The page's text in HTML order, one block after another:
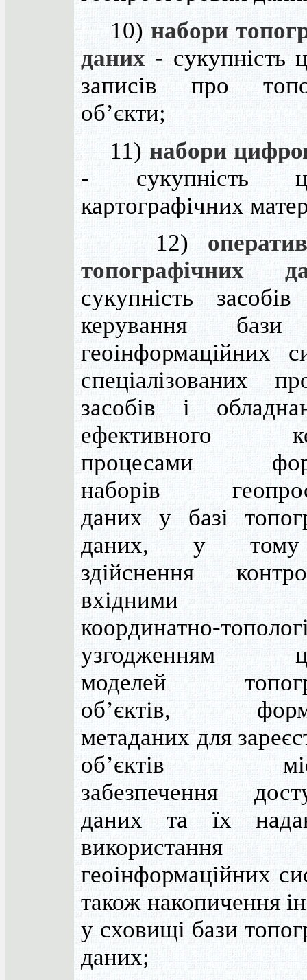
10) набори
даних - сукупність
записів про
об’єкти;
11) набори
- сукупність
картографічних
12)
топографічних
сукупність
керування
геоінформаційних
спеціалізованих
засобів і
ефективного
процесами
наборів
даних у базі
даних, у тому
здійснення
вхідними
координатно-
узгодженням
моделей
об’єктів,
метаданих для
об’єктів
забезпечення
даних та їх
геоінформаційних
також накопичення
у сховищі бази
даних;